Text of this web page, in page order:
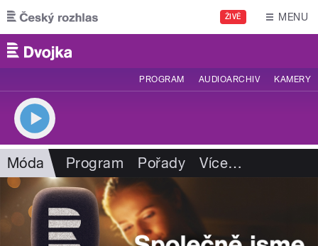
Přejít k hlavnímu obsahu
ŽIVĚ MENU
PROGRAM AUDIOARCHIV KAMERY
Móda Program Pořady Více…